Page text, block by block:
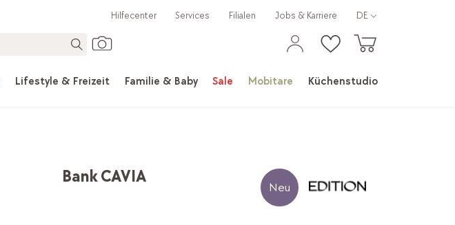
Lifestyle & Freizeit Familie & Baby Sale Mobitare Küchenstudio
Hilfecenter Services Filialen Jobs & Karriere DE
Bank CAVIA
Neu